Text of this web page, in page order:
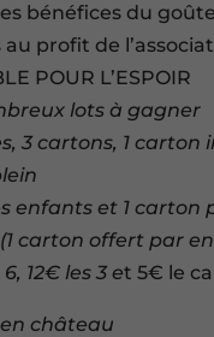
bénéfices du
au profit de
POUR L’ESPOIR
lots à gagner
3 cartons, 1 carton
enfants et 1 carton
carton offert par
12€ les 3 et 5€ le
château